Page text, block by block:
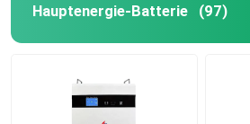
Qualitätskontrolle
Kontakt
Hauptenergie-Batterie (97)